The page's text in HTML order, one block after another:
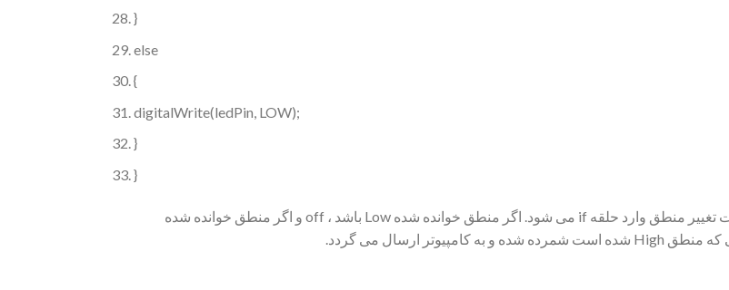
}
else
{
digitalWrite(ledPin, LOW);
}
}
در این برنامه منطق خروجی سنسور خوانده می شود و در صورت تغییر منطق وارد حلقه if می شود. اگر منطق خوانده شده Low باشد ، off و اگر منطق خوانده شده